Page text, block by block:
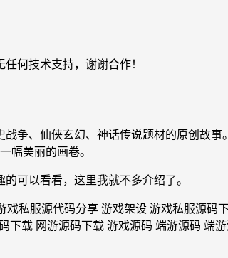
何技术支持，谢谢合作！
争、仙侠玄幻、神话传说题材的原创故
幅美丽的画卷。
可以看看，这里我就不多介绍了。